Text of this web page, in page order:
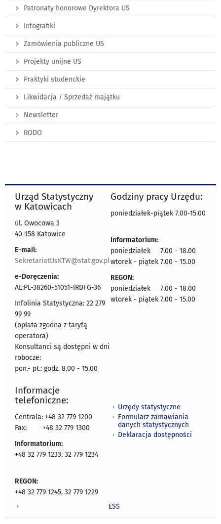
Patronaty honorowe Dyrektora US
Infografiki
Zamówienia publiczne US
Projekty unijne US
Praktyki studenckie
Likwidacja / Sprzedaż majątku
Newsletter
RODO
Urząd Statystyczny
w Katowicach
ul. Owocowa 3
40-158 Katowice
E-mail:
SekretariatUsKTW@stat.gov.pl
e-Doręczenia:
AE:PL-38260-51051-IRDFG-36
Infolinia Statystyczna: 22 279
99 99
(opłata zgodna z taryfą
operatora)
Konsultanci są dostępni w dni
robocze:
pon.- pt.: godz. 8.00 - 15.00
Godziny pracy Urzędu:
poniedziałek-piątek 7.00-15.00
Informatorium:
poniedziałek 7.00 - 18.00
wtorek - piątek 7.00 - 15.00
REGON:
poniedziałek 7.00 - 18.00
wtorek - piątek 7.00 - 15.00
Informacje
telefoniczne:
Centrala: +48 32 779 1200
Fax:
+48 32 779 1300
Informatorium:
+48 32 779 1233, 32 779 1234
REGON:
+48 32 779 1245, 32 779 1229
Urzędy statystyczne
Formularz zamawiania
danych statystycznych
Deklaracja dostępności
ESS